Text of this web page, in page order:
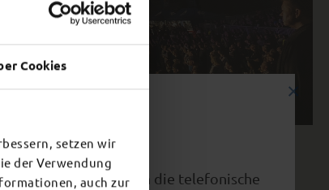
Cookies
setzen wir
der Verwendung
auch zur
ab 15.00 Uhr. Auch die telefonische
×